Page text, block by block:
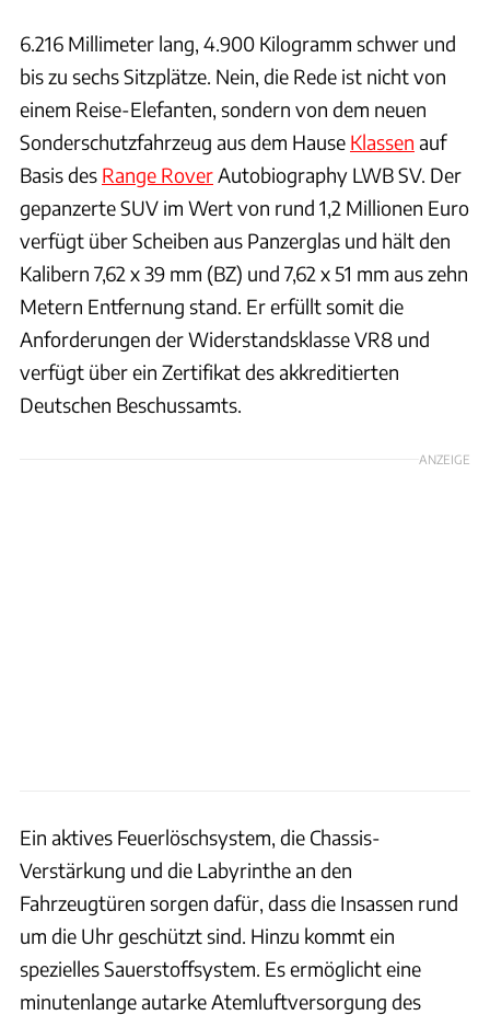
6.216 Millimeter lang, 4.900 Kilogramm schwer und
bis zu sechs Sitzplätze. Nein, die Rede ist nicht von
einem Reise-Elefanten, sondern von dem neuen
Sonderschutzfahrzeug aus dem Hause Klassen auf
Basis des Range RoverAutobiography LWB SV. Der
gepanzerte SUV im Wert von rund 1,2 Millionen Euro
verfügt über Scheiben aus Panzerglas und hält den
Kalibern 7,62 x 39 mm (BZ) und 7,62 x 51 mm aus zehn
Metern Entfernung stand. Er erfüllt somit die
Anforderungen der Widerstandsklasse VR8 und
verfügt über ein Zertifikat des akkreditierten
Deutschen Beschussamts.
ANZEIGE
Ein aktives Feuerlöschsystem, die Chassis-
Verstärkung und die Labyrinthe an den
Fahrzeugtüren sorgen dafür, dass die Insassen rund
um die Uhr geschützt sind. Hinzu kommt ein
spezielles Sauerstoffsystem. Es ermöglicht eine
minutenlange autarke Atemluftversorgung des